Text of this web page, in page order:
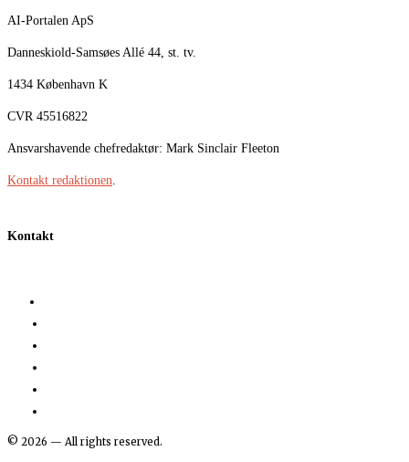
AI-Portalen ApS
Danneskiold-Samsøes Allé 44, st. tv.
1434 København K
CVR 45516822
Ansvarshavende chefredaktør: Mark Sinclair Fleeton
Kontakt redaktionen
Kontakt
© 2026 — All rights reserved.